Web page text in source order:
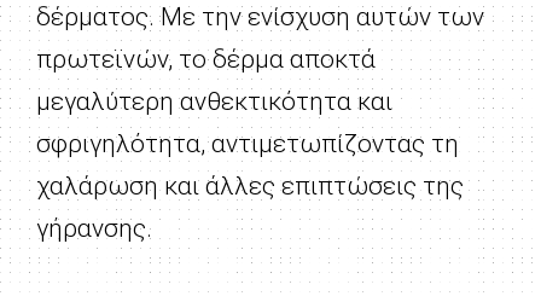
δέρματος. Με την ενίσχυση αυτών των
πρωτεϊνών, το δέρμα αποκτά
μεγαλύτερη ανθεκτικότητα και
σφριγηλότητα, αντιμετωπίζοντας τη
χαλάρωση και άλλες επιπτώσεις της
γήρανσης.